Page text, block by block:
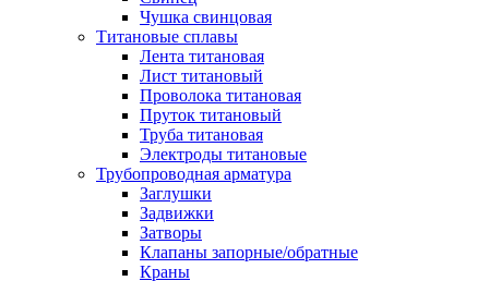
Чушка свинцовая
Титановые сплавы
Лента титановая
Лист титановый
Проволока титановая
Пруток титановый
Труба титановая
Электроды титановые
Трубопроводная арматура
Заглушки
Задвижки
Затворы
Клапаны запорные/обратные
Краны